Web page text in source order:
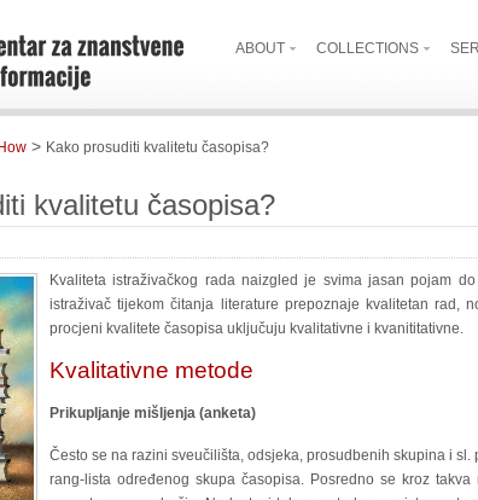
ABOUT COLLECTIONS
How > Kako prosuditi kvalitetu časopisa?
kvalitetu časopisa?
Kvaliteta istraživačkog rada naizgled je svima jasan pojam
istraživač tijekom čitanja literature prepoznaje kvalitetan
procjeni kvalitete časopisa uključuju kvalitativne i kvanititativne.
Kvalitativne metode
Prikupljanje mišljenja (anketa)
Često se na razini sveučilišta, odsjeka, prosudbenih skupina i
rang-lista određenog skupa časopisa. Posredno se kroz